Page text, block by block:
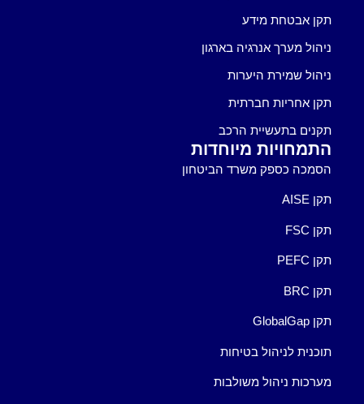
תקן אבטחת מידע
ניהול מערך אנרגיה בארגון
ניהול שמירת היערות
תקן אחריות חברתית
תקנים בתעשיית הרכב
התמחויות מיוחדות
הסמכה כספק משרד הביטחון
תקן AISE
תקן FSC
תקן PEFC
תקן BRC
תקן GlobalGap
תוכנית לניהול בטיחות
מערכות ניהול משולבות